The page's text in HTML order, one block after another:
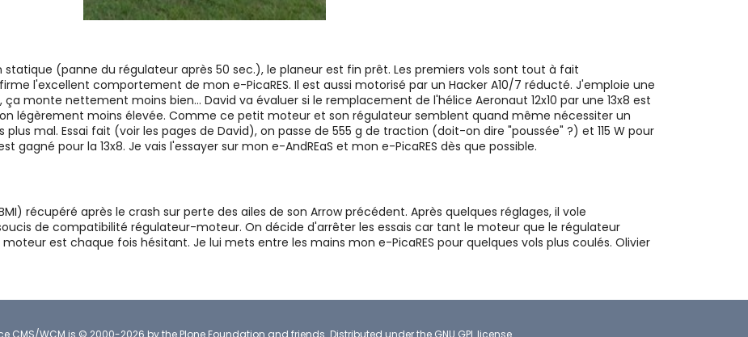
statique (panne du régulateur après 50 sec.), le planeur est fin prêt. Les premiers vols sont tout à fait
l'excellent comportement de mon e-PicaRES. Il est aussi motorisé par un Hacker A10/7 réducté. J'emploie une
ça monte nettement moins bien... David va évaluer si le remplacement de l'hélice Aeronaut 12x10 par une 13x8 est
légèrement moins élevée. Comme ce petit moteur et son régulateur semblent quand même nécessiter un
mal. Essai fait (voir les pages de David), on passe de 555 g de traction (doit-on dire "poussée" ?) et 115 W pour
gagné pour la 13x8. Je vais l'essayer sur mon e-AndREaS et mon e-PicaRES dès que possible.
récupéré après le crash sur perte des ailes de son Arrow précédent. Après quelques réglages, il vole
de compatibilité régulateur-moteur. On décide d'arrêter les essais car tant le moteur que le régulateur
est chaque fois hésitant. Je lui mets entre les mains mon e-PicaRES pour quelques vols plus coulés. Olivier